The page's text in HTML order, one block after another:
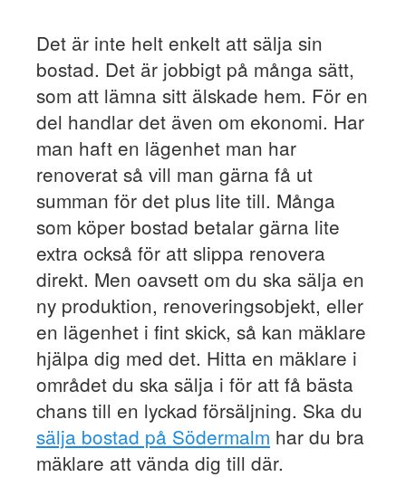
Det är inte helt enkelt att sälja sin
bostad. Det är jobbigt på många sätt,
som att lämna sitt älskade hem. För en
del handlar det även om ekonomi. Har
man haft en lägenhet man har
renoverat så vill man gärna få ut
summan för det plus lite till. Många
som köper bostad betalar gärna lite
extra också för att slippa renovera
direkt. Men oavsett om du ska sälja en
ny produktion, renoveringsobjekt, eller
en lägenhet i fint skick, så kan mäklare
hjälpa dig med det. Hitta en mäklare i
området du ska sälja i för att få bästa
chans till en lyckad försäljning. Ska du
sälja bostad på Södermalm har du bra
mäklare att vända dig till där.